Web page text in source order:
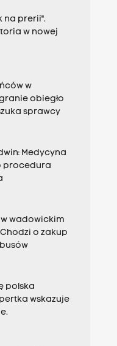
na prerii".
w nowej
w
obiegło
sprawcy
Medycyna
procedura
w wadowickim
o zakup
polska
wskazuje